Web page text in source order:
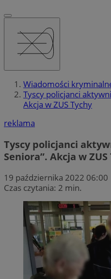
Wiadomości
Tyscy policjanci
Akcja w ZUS Tychy
reklama
Tyscy policjanci
Seniora”. Akcja w ZUS
19 października 2022 06:00
Czas czytania: 2 min.